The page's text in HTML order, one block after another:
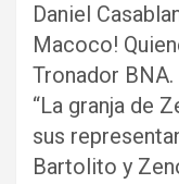
Daniel
Macoco!
Tronador
“La granja de
sus
Bartolito y